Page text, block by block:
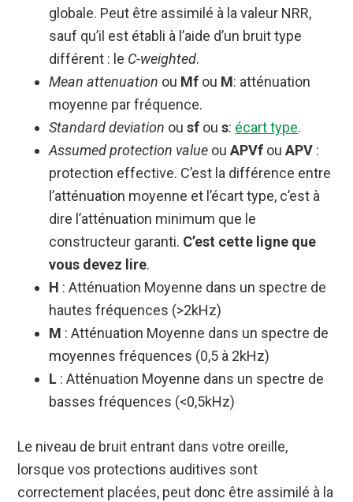
globale. Peut être assimilé à la valeur NRR,
sauf qu’il est établi à l’aide d’un bruit type
différent : le C-weighted.
Mean attenuation ou Mf ou M: atténuation
moyenne par fréquence.
Standard deviation ousf ous: écart type.
Assumed protection value ouAPVf ouAPV :
protection effective. C’est la différence entre
l’atténuation moyenne et l’écart type, c’est à
dire l’atténuation minimum que le
constructeur garanti. C’est cette ligne que
vous devez lire.
H : Atténuation Moyenne dans un spectre de
hautes fréquences (>2kHz)
M : Atténuation Moyenne dans un spectre de
moyennes fréquences (0,5 à 2kHz)
L : Atténuation Moyenne dans un spectre de
basses fréquences (<0,5kHz)
Le niveau de bruit entrant dans votre oreille,
lorsque vos protections auditives sont
correctement placées, peut donc être assimilé à la